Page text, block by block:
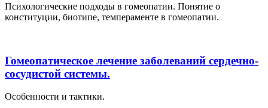
Психологические подходы в гомеопатии. Понятие о
конституции, биотипе, темпераменте в гомеопатии.
Гомеопатическое лечение заболеваний сердечно-
сосудистой системы.
Особенности и тактики.